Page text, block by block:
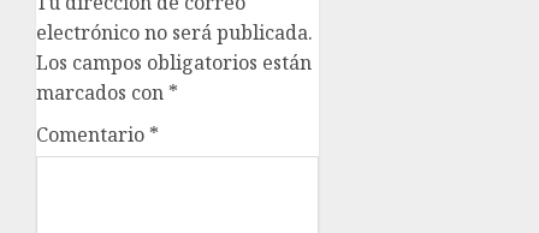
electrónico no será publicada.
Los campos obligatorios están
marcados con *
Comentario *